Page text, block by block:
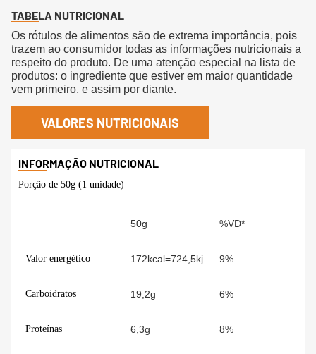
TABELA NUTRICIONAL
Os rótulos de alimentos são de extrema importância, pois
trazem ao consumidor todas as informações nutricionais a
respeito do produto. De uma atenção especial na lista de
produtos: o ingrediente que estiver em maior quantidade
vem primeiro, e assim por diante.
VALORES NUTRICIONAIS
Porção de 50g (1 unidade)
50g %VD*
Valor energético 172kcal=724,5kj 9%
Carboidratos 19,2g 6%
Proteínas 6,3g 8%